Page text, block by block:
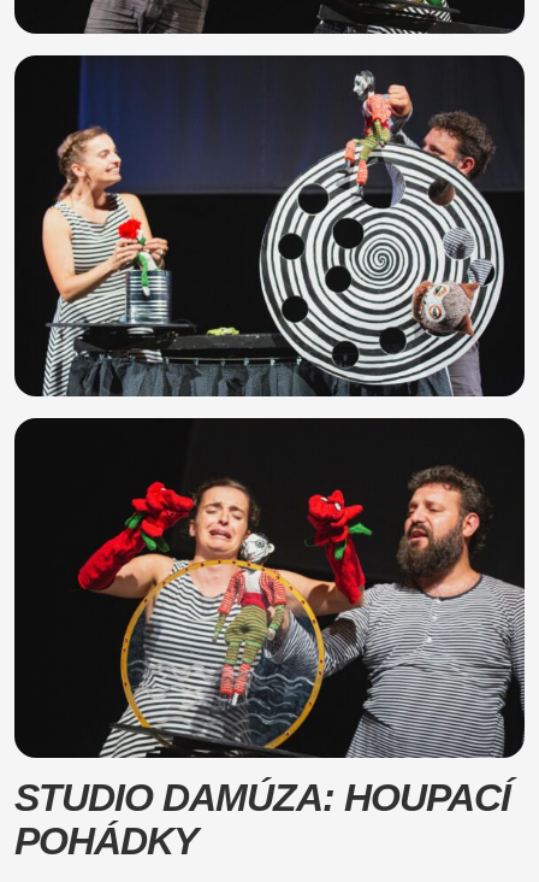
STUDIO DAMÚZA: HOUPACÍ
POHÁDKY